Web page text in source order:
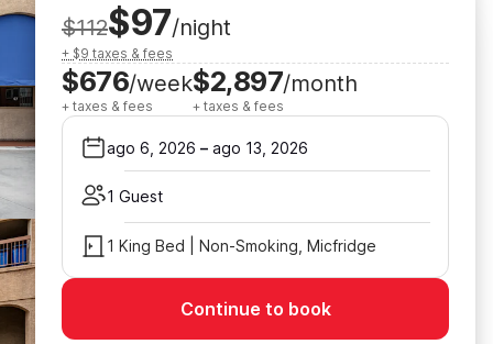
$112$97/night
+ $9 taxes & fees
$676/week
+ taxes & fees
$2,897/month
+ taxes & fees
ago 6, 2026 – ago 13, 2026
1 Guest
1 King Bed | Non-Smoking, Micfridge
Continue to book